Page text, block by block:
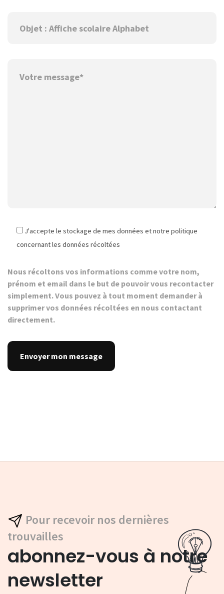
J'accepte le stockage de mes données et notre politique
concernant les données récoltées
Nous récoltons vos informations comme votre nom,
prénom et email dans le but de pouvoir vous recontacter
simplement. Vous pouvez à tout moment demander à
supprimer vos données récoltées en nous contactant
directement.
Pour recevoir nos dernières
trouvailles
abonnez-vous à notre
newsletter